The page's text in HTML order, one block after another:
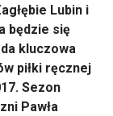
Lubin i
będzie się
kluczowa
piłki ręcznej
Sezon
Pawła